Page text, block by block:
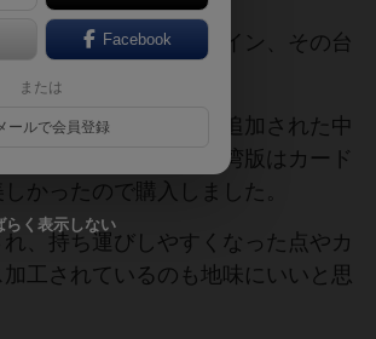
クニツィアのバトルライン、その台
地バリアントカードが追加された中
ましたがこちらの台湾版はカード
かったので購入しました。
、持ち運びしやすくなった点やカ
工されているのも地味にいいと思
Facebook
または
ールで会員登録
らく表示しない